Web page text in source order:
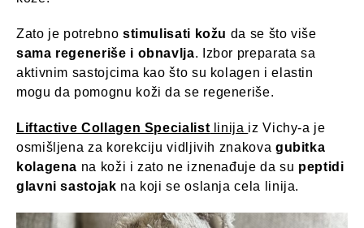
Zato je potrebno stimulisati kožu da se što više
sama regeneriše i obnavlja. Izbor preparata sa
aktivnim sastojcima kao što su kolagen i elastin
mogu da pomognu koži da se regeneriše.
Liftactive Collagen Specialist linija iz Vichy-a je
osmišljena za korekciju vidljivih znakova gubitka
kolagena na koži i zato ne iznenađuje da su peptidi
glavni sastojak na koji se oslanja cela linija.